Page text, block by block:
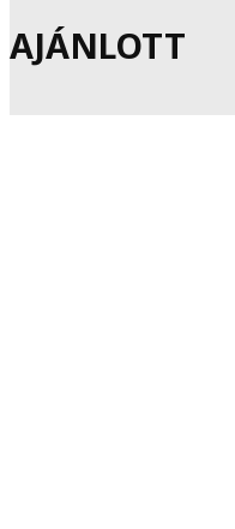
AJÁNLOTT